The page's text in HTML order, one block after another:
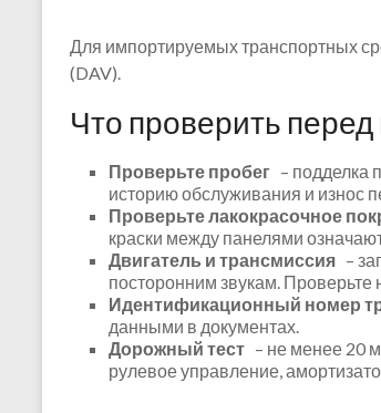
Для импортируемых транспортных
(DAV).
Что проверить перед
Проверьте пробег – подделка
историю обслуживания и износ
Проверьте лакокрасочное
краски между панелями
Двигатель и трансмиссия –
посторонним звукам. Проверьте
Идентификационный номер
данными в документах.
Дорожный тест – не менее 20
рулевое управление,